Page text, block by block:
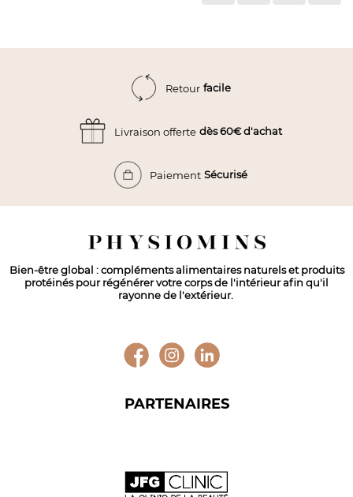
Retour facile
Livraison offerte dès 60€ d'achat
Paiement Sécurisé
Bien-être global : compléments alimentaires naturels et produits
protéinés pour régénérer votre corps de l'intérieur afin qu'il
rayonne de l'extérieur.
PARTENAIRES